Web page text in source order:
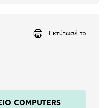
Εκτύπωσέ το
COMPUTERS